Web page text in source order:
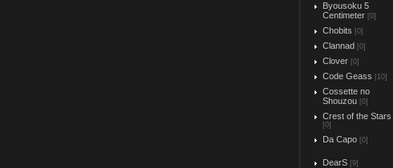
Byousoku 5
Centimeter [0]
Chobits [0]
Clannad [0]
Clover [0]
Code Geass [10]
Cossette no
Shouzou [0]
Crest of the Stars
[0]
Da Capo [0]
DearS [9]